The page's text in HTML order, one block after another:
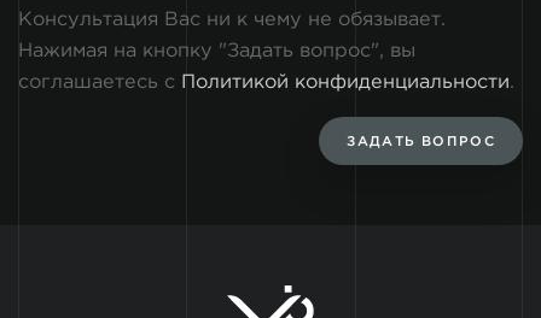
Консультация Вас ни к чему не обязывает.
Нажимая на кнопку "Задать вопрос", вы
соглашаетесь с
Политикой конфиденциальности.
ЗАДАТЬ ВОПРОС